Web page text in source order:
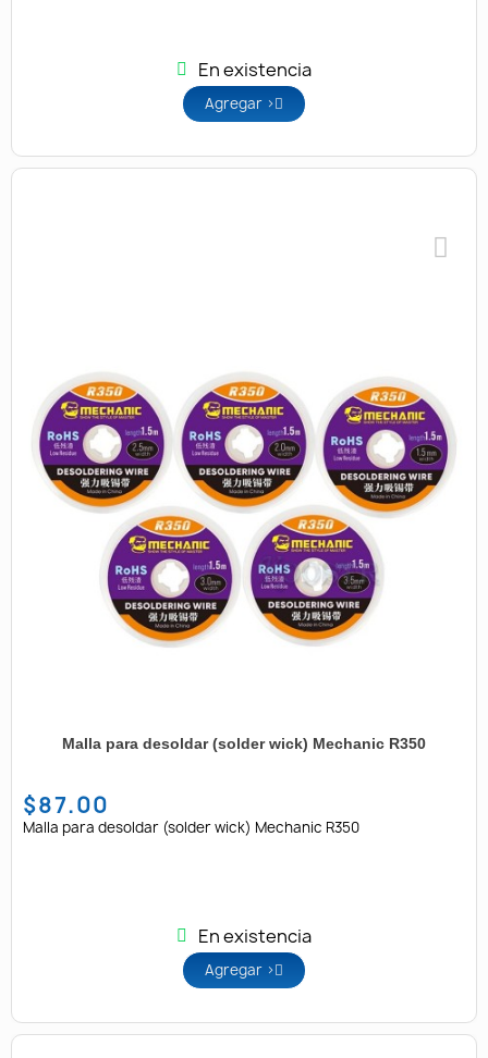
Agregar >
En existencia
Agregar >
Malla para desoldar (solder wick) Mechanic R350
$87.00
Malla para desoldar (solder wick) Mechanic R350
En existencia